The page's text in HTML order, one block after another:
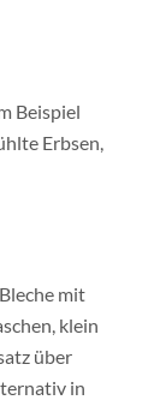
Beispiel
Erbsen,
mit
klein
über
in